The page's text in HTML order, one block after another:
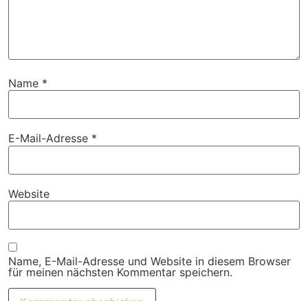
Name *
E-Mail-Adresse *
Website
Name, E-Mail-Adresse und Website in diesem Browser
für meinen nächsten Kommentar speichern.